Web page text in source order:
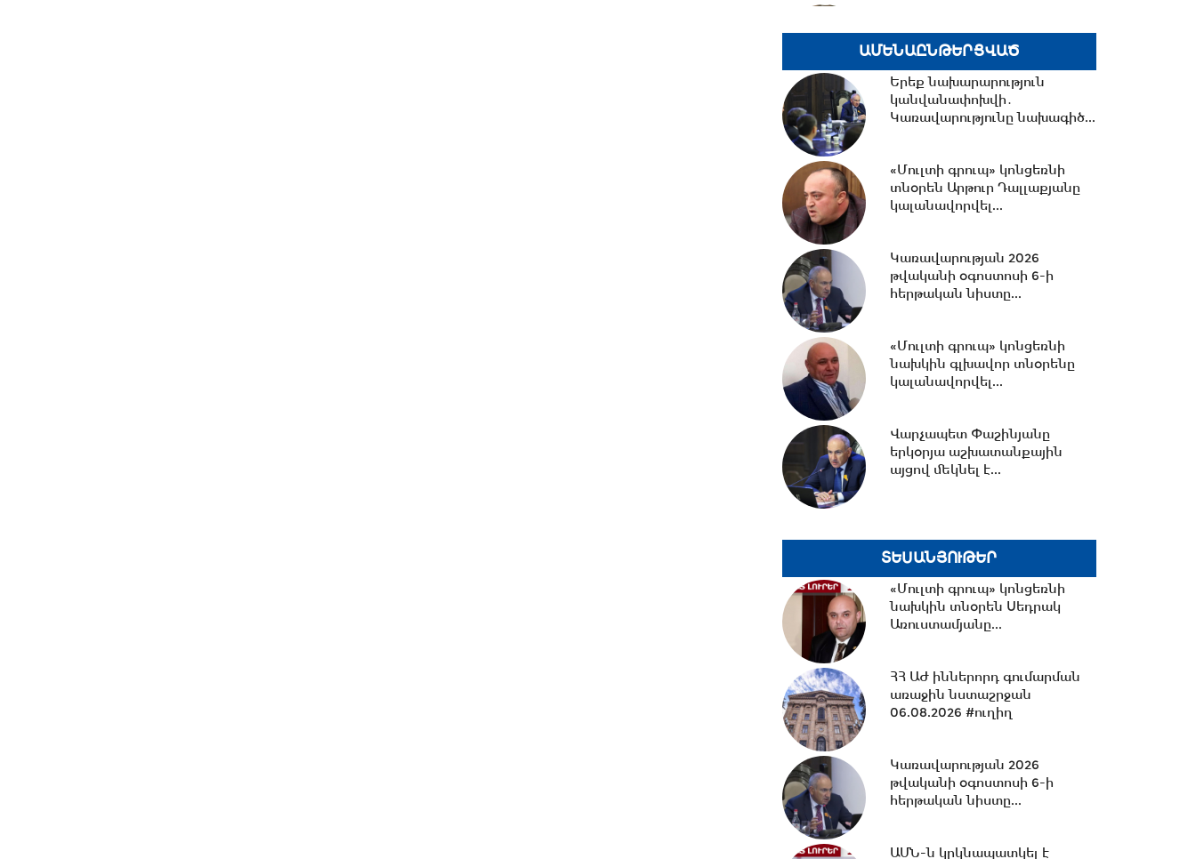
հուսախաբ անել ՀՀ
քաղաքացուն.Երեմյան
17:49 -Ընդդիմությունը չի
հաջողելու, խաղաղությունը
17:32 -Ձերբակալվել են
Ծառուկյանին պատկանող
17:31 -Ի՞նչ այնպես չեն արել ՀՀ
17:21 -«Մուլտի գրուպ»
17:02 -
ՀՀ վարչապետն ու ԱՄՆ
15:30 -Երևանում է TRIPP +
առևտրային հիմնադրամը
ղեկավարող Կոնստանտին...
երկու արտադրատեսակների
արտադրությունը
15:12 -Փոխարժեքներ և
տնտեսական լուրեր
06.08.2026
13:58 -ՌԴ-ի պատկերացրած
ԱՄԵՆԱԸՆԹԵՐՑՎԱԾ
Երեք նախարարություն
կանվանափոխվի․
Կառավարությունը նախագիծ...
«Մուլտի գրուպ» կոնցեռնի
տնօրեն Արթուր Դալլաքյանը
կալանավորվել...
Կառավարության 2026
թվականի օգոստոսի 6-ի
հերթական նիստը...
«Մուլտի գրուպ» կոնցեռնի
նախկին գլխավոր տնօրենը
կալանավորվել...
Վարչապետ Փաշինյանը
երկօրյա աշխատանքային
այցով մեկնել է...
ՏԵՍԱՆՅՈՒԹԵՐ
«Մուլտի գրուպ» կոնցեռնի
նախկին տնօրեն Սեդրակ
Առուստամյանը...
ՀՀ ԱԺ իններորդ գումարման
առաջին նստաշրջան
06.08.2026 #ուղիղ
Կառավարության 2026
թվականի օգոստոսի 6-ի
հերթական նիստը...
ԱՄՆ-ն կրկնապատկել է